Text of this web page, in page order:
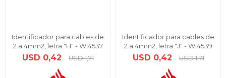
Identificador para cables de
2 a 4mm2, letra "H" - WI4537
USD 0,42 USD 1,71
Identificador para cables de
2 a 4mm2, letra "J" - WI4539
USD 0,42 USD 1,71